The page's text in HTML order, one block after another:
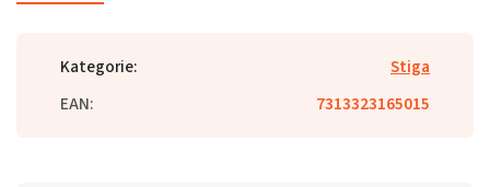
Kategorie:
Stiga
EAN: 7313323165015